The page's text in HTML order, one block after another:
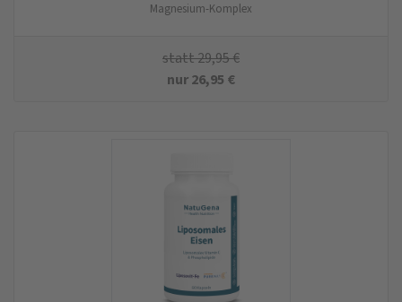
Magnesium-Komplex
statt29,95€
nur26,95 €